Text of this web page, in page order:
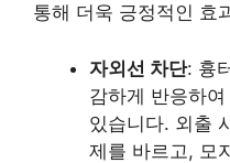
통해 더욱 긍정적인 효
자외선 차단: 흉
감하게 반응하
있습니다. 외출
제를 바르고, 모